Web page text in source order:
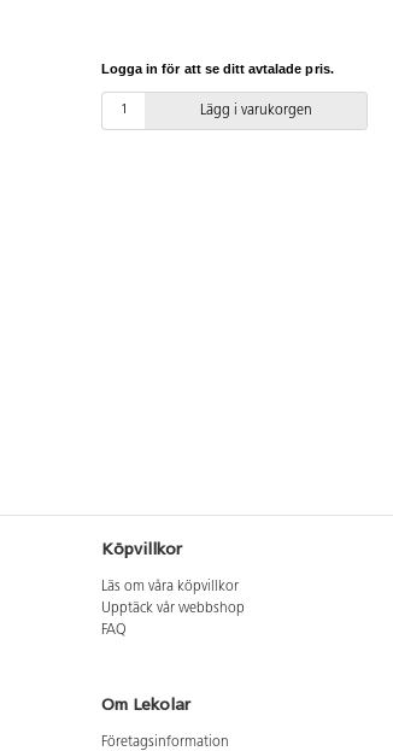
Logga in för att se ditt avtalade pris.
Lägg i varukorgen
Köpvillkor
Läs om våra köpvillkor
Upptäck vår webbshop
FAQ
Om Lekolar
Företagsinformation